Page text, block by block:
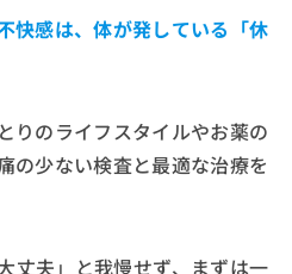
快感は、体が発している「休
りのライフスタイルやお薬の
の少ない検査と最適な治療を
丈夫」と我慢せず、まずは一